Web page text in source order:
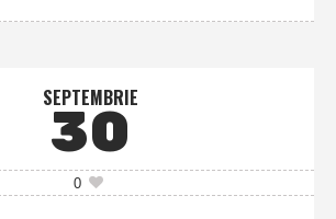
SEPTEMBRIE
30
0